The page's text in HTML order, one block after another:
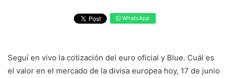
WhatsApp
Seguí en vivo la cotización del euro oficial y Blue. Cuál es
el valor en el mercado de la divisa europea hoy, 17 de junio